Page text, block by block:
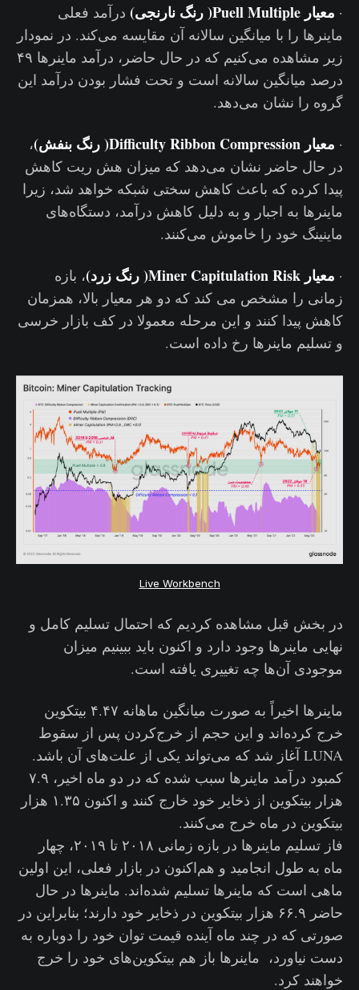
· معیار Puell Multiple( رنگ نارنجی)
درآمد فعلی
ماینرها را با میانگین سالانه آن مقایسه می‌کند. در نمودار
زیر مشاهده می‌کنیم که در حال حاضر، درآمد ماینرها ۴۹
درصد میانگین سالانه است و تحت فشار بودن درآمد این
گروه را نشان می‌دهد.
· معیار Difficulty Ribbon Compression( رنگ بنفش)
،
در حال حاضر نشان می‌دهد که میزان هش ریت کاهش
پیدا کرده که باعث کاهش سختی شبکه خواهد شد، زیرا
ماینرها به اجبار و به دلیل کاهش درآمد، دستگاه‌های
ماینینگ خود را خاموش می‌کنند.
· معیار Miner Capitulation Risk( رنگ زرد)
، بازه
زمانی را مشخص می کند که دو هر معیار بالا، همزمان
کاهش پیدا کنند و این مرحله معمولا در کف بازار خرسی
و تسلیم ماینرها رخ داده است.
Live Workbench
در بخش قبل مشاهده کردیم که احتمال تسلیم کامل و
نهایی ماینرها وجود دارد و اکنون باید ببینیم میزان
موجودی آن‌ها چه تغییری یافته است.
ماینرها اخیراً به صورت میانگین ماهانه ۴.۴۷ بیتکوین
خرج کرده‌اند و این حجم از خرج‌کردن پس از سقوط
LUNA آغاز شد که می‌تواند یکی از علت‌های آن باشد.
کمبود درآمد ماینرها سبب شده که در دو ماه اخیر، ۷.۹
هزار بیتکوین از ذخایر خود خارج کنند و اکنون ۱.۳۵ هزار
بیتکوین در ماه خرج می‌کنند.
فاز تسلیم ماینرها در بازه زمانی ۲۰۱۸ تا ۲۰۱۹، چهار
ماه به طول انجامید و هم‌اکنون در بازار فعلی، این اولین
ماهی است که ماینرها تسلیم شده‌اند. ماینرها در حال
حاضر ۶۶.۹ هزار بیتکوین در ذخایر خود دارند؛ بنابراین در
صورتی که در چند ماه آینده قیمت توان خود را دوباره به
دست نیاورد، ماینرها باز هم بیتکوین‌های خود را خرج
خواهند کرد.